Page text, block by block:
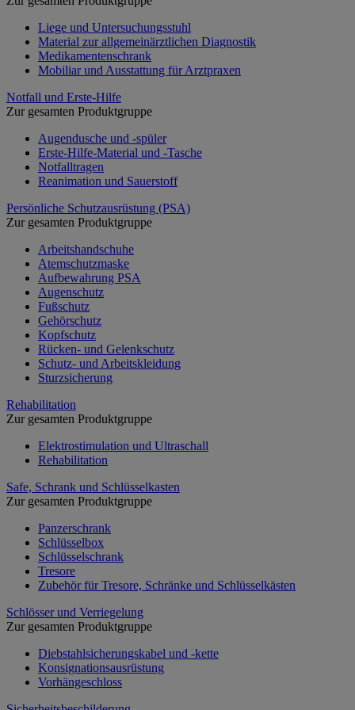
Liege und Untersuchungsstuhl
Material zur allgemeinärztlichen Diagnostik
Medikamentenschrank
Mobiliar und Ausstattung für Arztpraxen
Notfall und Erste-Hilfe
Zur gesamten Produktgruppe
Augendusche und -spüler
Erste-Hilfe-Material und -Tasche
Notfalltragen
Reanimation und Sauerstoff
Persönliche Schutzausrüstung (PSA)
Zur gesamten Produktgruppe
Arbeitshandschuhe
Atemschutzmaske
Aufbewahrung PSA
Augenschutz
Fußschutz
Gehörschutz
Kopfschutz
Rücken- und Gelenkschutz
Schutz- und Arbeitskleidung
Sturzsicherung
Rehabilitation
Zur gesamten Produktgruppe
Elektrostimulation und Ultraschall
Rehabilitation
Safe, Schrank und Schlüsselkasten
Zur gesamten Produktgruppe
Panzerschrank
Schlüsselbox
Schlüsselschrank
Tresore
Zubehör für Tresore, Schränke und Schlüsselkästen
Schlösser und Verriegelung
Zur gesamten Produktgruppe
Diebstahlsicherungskabel und -kette
Konsignationsausrüstung
Vorhängeschloss